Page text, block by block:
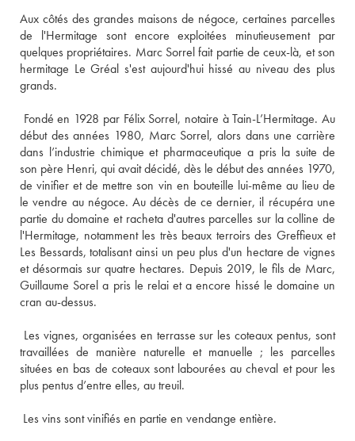
Aux côtés des grandes maisons de négoce, certaines parcelles
de l'Hermitage sont encore exploitées minutieusement par
quelques propriétaires. Marc Sorrel fait partie de ceux-là, et son
hermitage Le Gréal s'est aujourd'hui hissé au niveau des plus
Fondé en 1928 par Félix Sorrel, notaire à Tain-L’Hermitage. Au
début des années 1980, Marc Sorrel, alors dans une carrière
dans l’industrie chimique et pharmaceutique a pris la suite de
son père Henri, qui avait décidé, dès le début des années 1970,
de vinifier et de mettre son vin en bouteille lui-même au lieu de
le vendre au négoce. Au décès de ce dernier, il récupéra une
partie du domaine et racheta d'autres parcelles sur la colline de
l'Hermitage, notamment les très beaux terroirs des Greffieux et
Les Bessards, totalisant ainsi un peu plus d'un hectare de vignes
et désormais sur quatre hectares. Depuis 2019, le fils de Marc,
Guillaume Sorel a pris le relai et a encore hissé le domaine un
Les vignes, organisées en terrasse sur les coteaux pentus, sont
travaillées de manière naturelle et manuelle ; les parcelles
situées en bas de coteaux sont labourées au cheval et pour les